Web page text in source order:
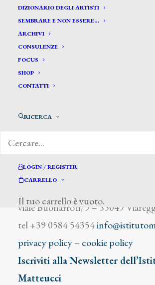
DIZIONARIO DEGLI ARTISTI
SEMBRARE E NON ESSERE…
ARCHIVI
CONSULENZE
FOCUS
SHOP
CONTATTI
RICERCA
LOGIN / REGISTER
CARRELLO
Il tuo carrello è vuoto.
Dominici Carlo
viale Buonarroti, 9 – 55049
tel +39 0584 54354
privacy policy– cookie policy
Iscriviti alla Newsletter
Matteucci